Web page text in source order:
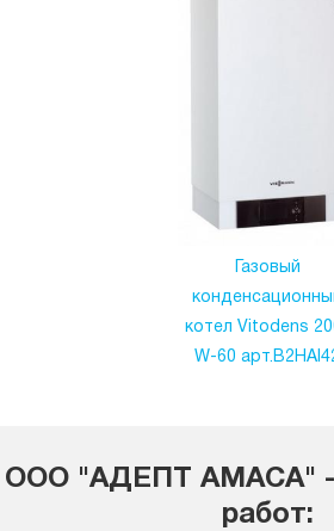
Газовый
котел Vitodens
W-60
ООО "АДЕПТ АМАСА" -
работ: